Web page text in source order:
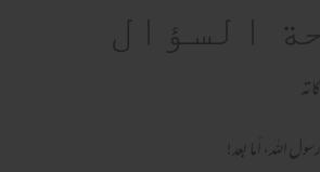
السؤال
الله، أما بعد!